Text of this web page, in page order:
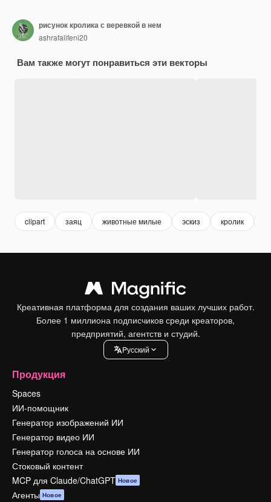
рисунок кролика с веревкой в нем
ashrafalifeni20
Вам также могут понравиться эти векторы
clipart заяц животные милые эскиз кролик
Креативная платформа для создания ваших лучших работ.
Более 1 миллиона подписчиков среди креаторов,
предприятий, агентств и студий.
Pусский
Продукция
Spaces
ИИ-помощник
Генератор изображений ИИ
Генератор видео ИИ
Генератор голоса на основе ИИ
Стоковый контент
MCP для Claude/ChatGPT Новое
Агенты Новое